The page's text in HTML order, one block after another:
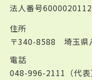
法人番号
住所
〒340-8588 埼玉県
電話
048-996-2111（代表